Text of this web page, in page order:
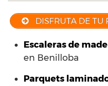
DISFRUTA DE TU
Escaleras de
en Benilloba
Parquets